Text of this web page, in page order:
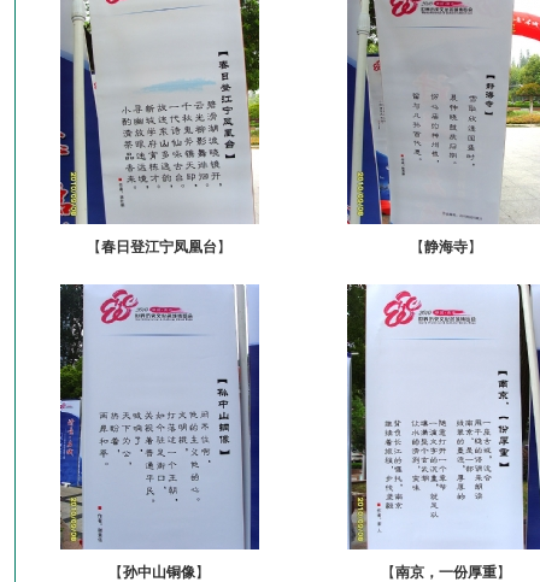
【春日登江宁凤凰台】 【静海寺】
【孙中山铜像】 【南京，一份厚重】